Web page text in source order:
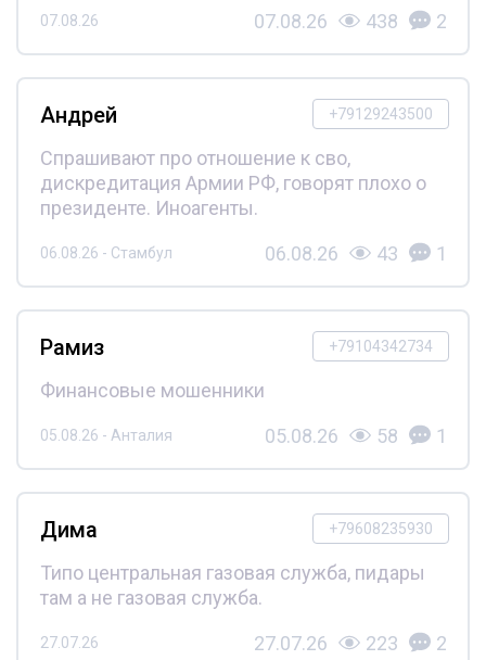
07.08.26 07.08.26 438 2
+79129243500
Андрей
Спрашивают про отношение к сво,
дискредитация Армии РФ, говорят плохо о
президенте. Иноагенты.
06.08.26 - Стамбул 06.08.26 43 1
+79104342734
Рамиз
Финансовые мошенники
05.08.26 - Анталия 05.08.26 58 1
+79608235930
Дима
Типо центральная газовая служба, пидары
там а не газовая служба.
27.07.26 27.07.26 223 2